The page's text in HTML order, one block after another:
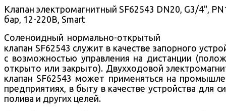
Клапан электромагнитный SF62543 DN20, G3/4",
бар, 12-220В, Smart
Соленоидный нормально-открытый
клапан SF62543 служит в качестве запорного
с возможностью управления на дистанции
открыто или закрыто). Двухходовой
клапан SF62543 может применяться на
предприятиях, в быту в качестве устройства для
полива и других целей.